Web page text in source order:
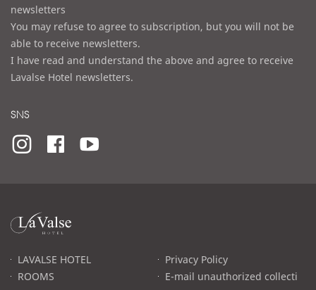
newsletters
You may refuse to agree to subscription, but you will not be
able to receive newsletters.
I have read and understand the above and agree to receive
Lavalse Hotel newsletters.
SNS
라
발
고LAVALSE HOTEL
ROOMS
Privacy Policy
E-mail unauthorized collecti